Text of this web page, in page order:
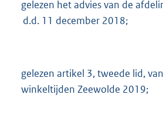
gelezen het advies van de
d.d. 11 december 2018;
gelezen artikel 3, tweede lid,
winkeltijden Zeewolde 2019;